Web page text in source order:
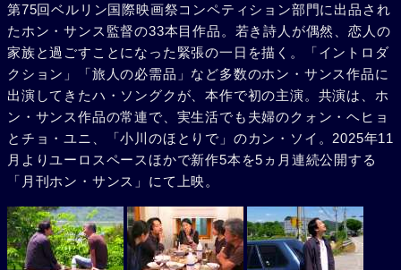
第75回ベルリン国際映画祭コンペティション部門に出品され
たホン・サンス監督の33本目作品。若き詩人が偶然、恋人の
家族と過ごすことになった緊張の一日を描く。「イントロダ
クション」「旅人の必需品」など多数のホン・サンス作品に
出演してきたハ・ソングクが、本作で初の主演。共演は、ホ
ン・サンス作品の常連で、実生活でも夫婦のクォン・ヘヒョ
とチョ・ユニ、「小川のほとりで」のカン・ソイ。2025年11
月よりユーロスペースほかで新作5本を5ヵ月連続公開する
「月刊ホン・サンス」にて上映。